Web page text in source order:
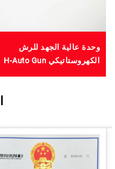
وحدة عالية الجهد للرش
الكهروستاتيكي H-Auto Gun